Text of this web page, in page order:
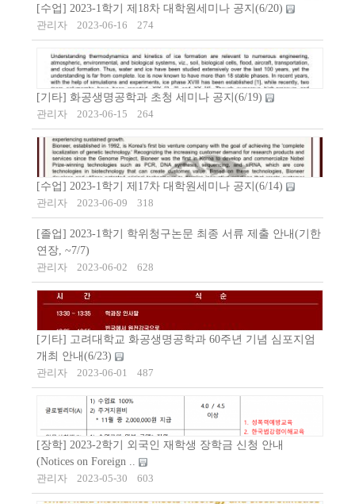
[수업] 2023-1학기 제18차 대학원세미나 공지(6/20)
관리자
2023-06-16 274
[기타] 화공생명공학과 초청 세미나 공지(6/19)
관리자
2023-06-15 264
[수업] 2023-1학기 제17차 대학원세미나 공지(6/14)
관리자
2023-06-09 318
[졸업] 2023-1학기 학위청구논문 최종 서류 제출 안내(기한
연장, ~7/7)
관리자
2023-06-02 628
[기타] 고려대학교 화공생명공학과 60주년 기념 심포지엄
개최 안내(6/23)
관리자
2023-06-01 487
[장학] 2023-2학기 외국인 재학생 장학금 신청 안내
(Notices on Foreign ..
관리자
2023-05-30 603